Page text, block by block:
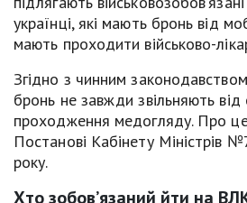
українці, які мають бронь від
мають проходити військово-
Згідно з чинним
бронь не завжди звільняють від
проходження медогляду. Про
Постанові Кабінету Міністрів
року.
Хто зобов’язаний йти на